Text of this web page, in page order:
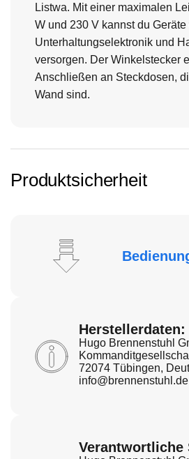
Listwa. Mit einer maximalen
W und 230 V kannst du Geräte
Unterhaltungselektronik und
versorgen. Der Winkelstecker
Anschließen an Steckdosen,
Wand sind.
Produktsicherheit
Herstellerdaten:
Hugo Brennenstuhl
72074 Tübingen,
info@brennenstuhl.de
Verantwortliche